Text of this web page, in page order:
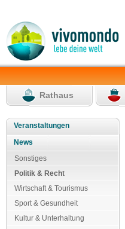
Rathaus
Veranstaltungen
News
Sonstiges
Politik & Recht
Wirtschaft & Tourismus
Sport & Gesundheit
Kultur & Unterhaltung